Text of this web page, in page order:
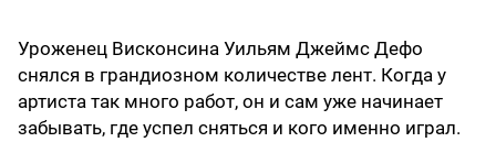
Уроженец Висконсина Уильям Джеймс Дефо
снялся в грандиозном количестве лент. Когда у
артиста так много работ, он и сам уже начинает
забывать, где успел сняться и кого именно играл.